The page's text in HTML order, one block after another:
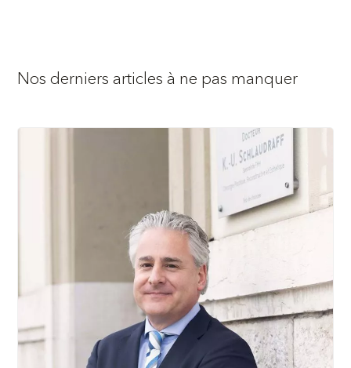
Nos derniers articles à ne pas manquer